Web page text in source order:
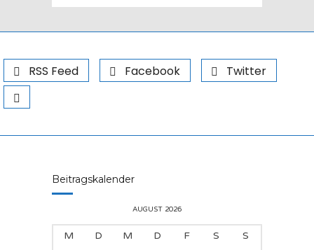
RSS Feed Facebook Twitter
Beitragskalender
AUGUST 2026
M D M D F S S